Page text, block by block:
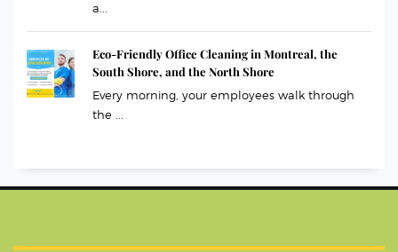
a...
Eco-Friendly Office Cleaning in Montreal, the
South Shore, and the North Shore
Every morning, your employees walk through
the ...